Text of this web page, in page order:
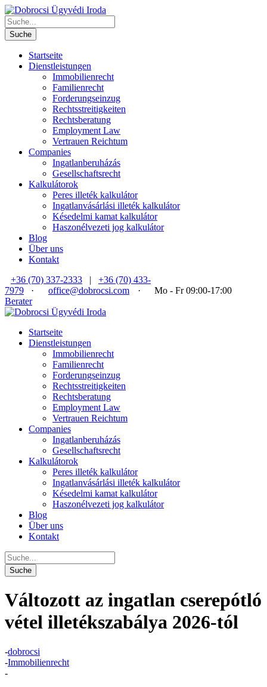
Startseite
Dienstleistungen
Immobilienrecht
Familienrecht
Forderungseinzug
Rechtsstreitigkeiten
Rechtsberatung
Employment Law
Vertrauen Reichtum
Companies
Ingatlanberuházás
Gesellschaftsrecht
Kalkulátorok
Peres illeték kalkulátor
Ingatlanvásárlási illeték kalkulátor
Késedelmi kamat kalkulátor
Haszonélvezeti jog kalkulátor
Blog
Über uns
Kontakt
+36 (70) 337-2333
|
+36 (70) 433-
7979
· office@dobrocsi.com ·
Mo - Fr 09:00-17:00
Berater
Startseite
Dienstleistungen
Immobilienrecht
Familienrecht
Forderungseinzug
Rechtsstreitigkeiten
Rechtsberatung
Employment Law
Vertrauen Reichtum
Companies
Ingatlanberuházás
Gesellschaftsrecht
Kalkulátorok
Peres illeték kalkulátor
Ingatlanvásárlási illeték kalkulátor
Késedelmi kamat kalkulátor
Haszonélvezeti jog kalkulátor
Blog
Über uns
Kontakt
Változott az ingatlan cserepótló
vétel illetékszabálya 2026-tól
-dobrocsi
-Immobilienrecht
-